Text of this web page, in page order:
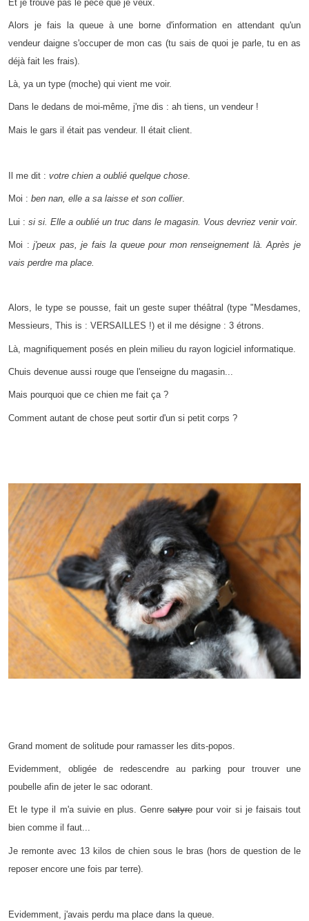
Et je trouve pas le pécé que je veux.
Alors je fais la queue à une borne d'information en attendant qu'un
vendeur daigne s'occuper de mon cas (tu sais de quoi je parle, tu en as
déjà fait les frais).
Là, ya un type (moche) qui vient me voir.
Dans le dedans de moi-même, j'me dis : ah tiens, un vendeur !
Mais le gars il était pas vendeur. Il était client.
Il me dit : votre chien a oublié quelque chose.
Moi : ben nan, elle a sa laisse et son collier.
Lui : si si. Elle a oublié un truc dans le magasin. Vous devriez venir voir.
Moi :j'peux pas, je fais la queue pour mon renseignement là. Après je
vais perdre ma place.
Alors, le type se pousse, fait un geste super théâtral (type "Mesdames,
Messieurs, This is : VERSAILLES !) et il me désigne : 3 étrons.
Là, magnifiquement posés en plein milieu du rayon logiciel informatique.
Chuis devenue aussi rouge que l'enseigne du magasin...
Mais pourquoi que ce chien me fait ça ?
Comment autant de chose peut sortir d'un si petit corps ?
Grand moment de solitude pour ramasser les dits-popos.
Evidemment, obligée de redescendre au parking pour trouver une
poubelle afin de jeter le sac odorant.
Et le type il m'a suivie en plus. Genresatyrepour voir si je faisais tout
bien comme il faut...
Je remonte avec 13 kilos de chien sous le bras (hors de question de le
reposer encore une fois par terre).
Evidemment, j'avais perdu ma place dans la queue.